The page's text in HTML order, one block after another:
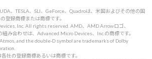
、TESLA、SLI、GeForce、Quadroは、米国およびその他の国
登録商標または商標です。
Inc. All rights reserved. AMD、AMD Arrowロゴ、
み合わせは、Advanced Micro Devices、Inc.の商標です。
Atmos, and the double-D symbol are trademarks of Dolby
社の登録商標あるいは商標です。